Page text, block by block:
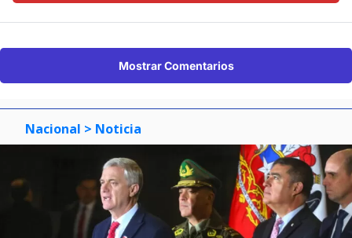
Mostrar Comentarios
Nacional > Noticia